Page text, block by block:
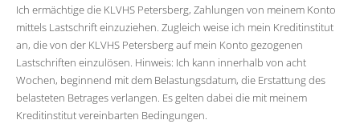
Ich ermächtige die KLVHS Petersberg, Zahlungen von meinem Konto
mittels Lastschrift einzuziehen. Zugleich weise ich mein Kreditinstitut
an, die von der KLVHS Petersberg auf mein Konto gezogenen
Lastschriften einzulösen. Hinweis: Ich kann innerhalb von acht
Wochen, beginnend mit dem Belastungsdatum, die Erstattung des
belasteten Betrages verlangen. Es gelten dabei die mit meinem
Kreditinstitut vereinbarten Bedingungen.